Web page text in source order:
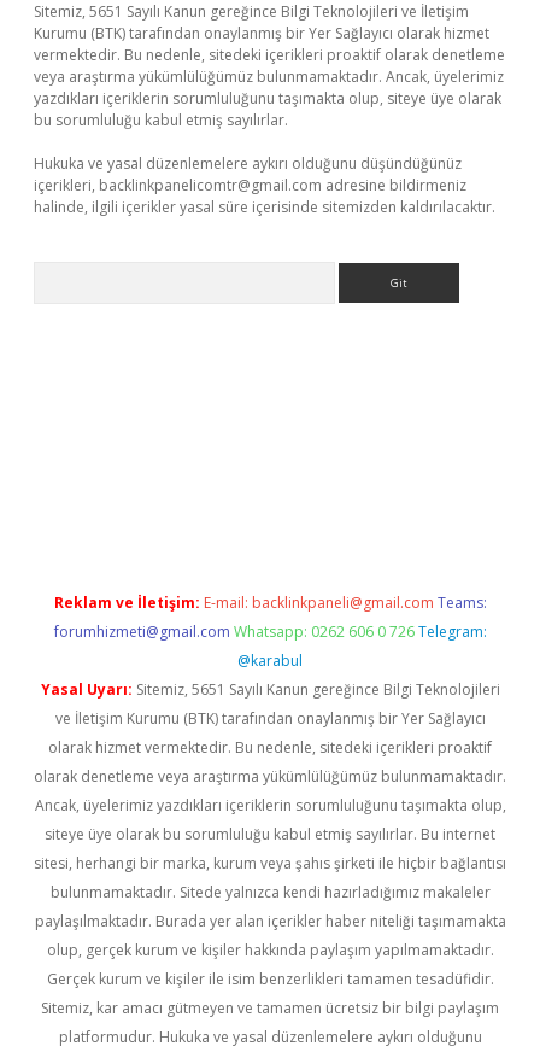
Sitemiz, 5651 Sayılı Kanun gereğince Bilgi Teknolojileri ve İletişim
Kurumu (BTK) tarafından onaylanmış bir Yer Sağlayıcı olarak hizmet
vermektedir. Bu nedenle, sitedeki içerikleri proaktif olarak denetleme
veya araştırma yükümlülüğümüz bulunmamaktadır. Ancak, üyelerimiz
yazdıkları içeriklerin sorumluluğunu taşımakta olup, siteye üye olarak
bu sorumluluğu kabul etmiş sayılırlar.
Hukuka ve yasal düzenlemelere aykırı olduğunu düşündüğünüz
içerikleri, backlinkpanelicomtr@gmail.com adresine bildirmeniz
halinde, ilgili içerikler yasal süre içerisinde sitemizden kaldırılacaktır.
Reklam ve İletişim: E-mail: backlinkpaneli@gmail.com Teams:
forumhizmeti@gmail.com Whatsapp: 0262 606 0 726 Telegram:
@karabul
Yasal Uyarı: Sitemiz, 5651 Sayılı Kanun gereğince Bilgi Teknolojileri
ve İletişim Kurumu (BTK) tarafından onaylanmış bir Yer Sağlayıcı
olarak hizmet vermektedir. Bu nedenle, sitedeki içerikleri proaktif
olarak denetleme veya araştırma yükümlülüğümüz bulunmamaktadır.
Ancak, üyelerimiz yazdıkları içeriklerin sorumluluğunu taşımakta olup,
siteye üye olarak bu sorumluluğu kabul etmiş sayılırlar. Bu internet
sitesi, herhangi bir marka, kurum veya şahıs şirketi ile hiçbir bağlantısı
bulunmamaktadır. Sitede yalnızca kendi hazırladığımız makaleler
paylaşılmaktadır. Burada yer alan içerikler haber niteliği taşımamakta
olup, gerçek kurum ve kişiler hakkında paylaşım yapılmamaktadır.
Gerçek kurum ve kişiler ile isim benzerlikleri tamamen tesadüfidir.
Sitemiz, kar amacı gütmeyen ve tamamen ücretsiz bir bilgi paylaşım
platformudur. Hukuka ve yasal düzenlemelere aykırı olduğunu